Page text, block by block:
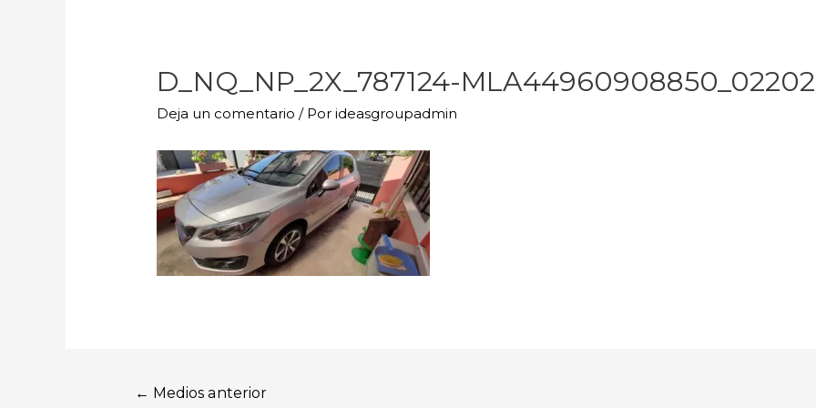
D_NQ_NP_2X_787124-
Deja un comentario / Porideasgroupadmin
← Medios anterior